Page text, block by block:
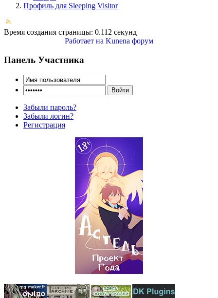
Профиль для Sleeping Visitor
Время создания страницы: 0.112 секунд
Работает на Kunena форум
Панель Участника
Забыли пароль?
Забыли логин?
Регистрация